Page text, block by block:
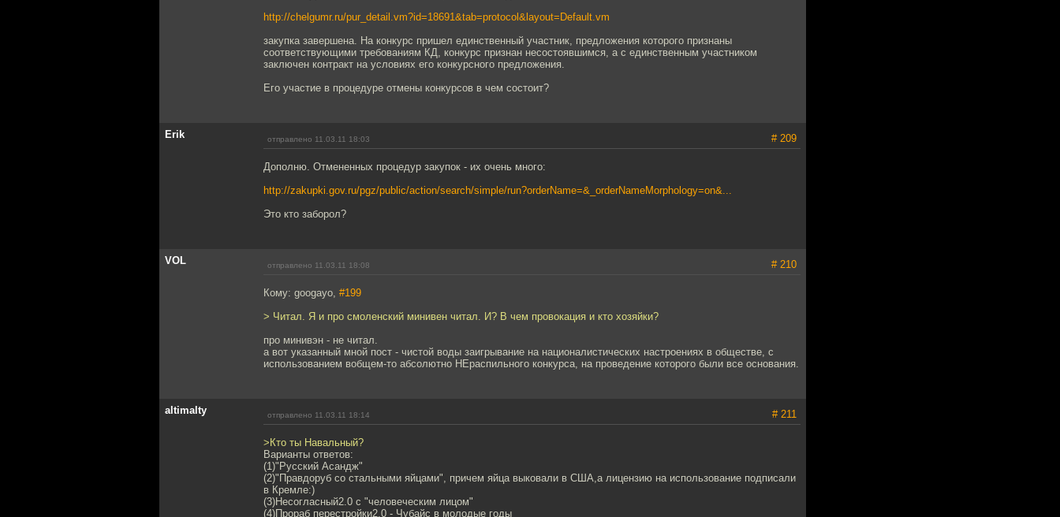
http://chelgumr.ru/pur_detail.vm?id=18691&tab=protocol&layout=Default.vm
закупка завершена. На конкурс пришел единственный участник, предложения которого признаны
соответствующими требованиям КД, конкурс признан несостоявшимся, а с единственным участником
заключен контракт на условиях его конкурсного предложения.
Его участие в процедуре отмены конкурсов в чем состоит?
Erik отправлено 11.03.11 18:03 # 209
Дополню. Отмененных процедур закупок - их очень много:
http://zakupki.gov.ru/pgz/public/action/search/simple/run?orderName=&_orderNameMorphology=on&...
Это кто заборол?
VOL отправлено 11.03.11 18:08 # 210
Кому: googayo, #199
> Читал. Я и про смоленский минивен читал. И? В чем провокация и кто хозяйки?
про минивэн - не читал.
а вот указанный мной пост - чистой воды заигрывание на националистических настроениях в обществе, с
использованием вобщем-то абсолютно НЕраспильного конкурса, на проведение которого были все основания.
altimalty отправлено 11.03.11 18:14 # 211
>Кто ты Навальный?
Варианты ответов:
(1)"Русский Асандж"
(2)"Правдоруб со стальными яйцами", причем яйца выковали в США,а лицензию на использование подписали
в Кремле:)
(3)Несогласный2.0 с "человеческим лицом"
(4)Прораб перестройки2.0 - Чубайс в молодые годы